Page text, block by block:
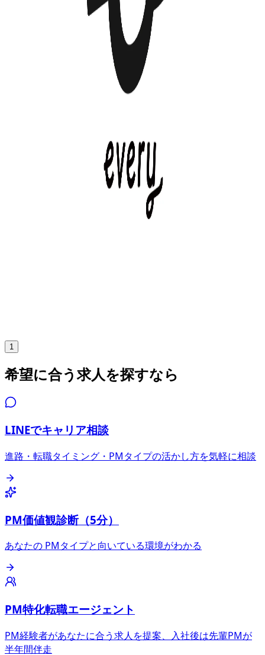
1
希望に合う求人を探すなら
LINEでキャリア相談
進路・転職タイミング・PMタイプの活かし方を気軽に相談
PM価値観診断（5分）
あなたの PMタイプと向いている環境がわかる
PM特化転職エージェント
PM経験者があなたに合う求人を提案、入社後は先輩PMが
半年間伴走